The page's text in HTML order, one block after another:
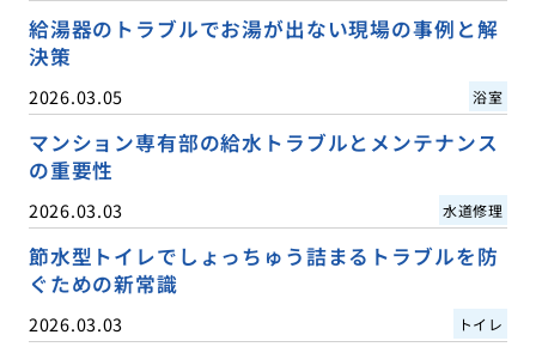
給湯器のトラブルでお湯が出ない現場の事例と解
決策
2026.03.05 浴室
マンション専有部の給水トラブルとメンテナンス
の重要性
2026.03.03 水道修理
節水型トイレでしょっちゅう詰まるトラブルを防
ぐための新常識
2026.03.03 トイレ